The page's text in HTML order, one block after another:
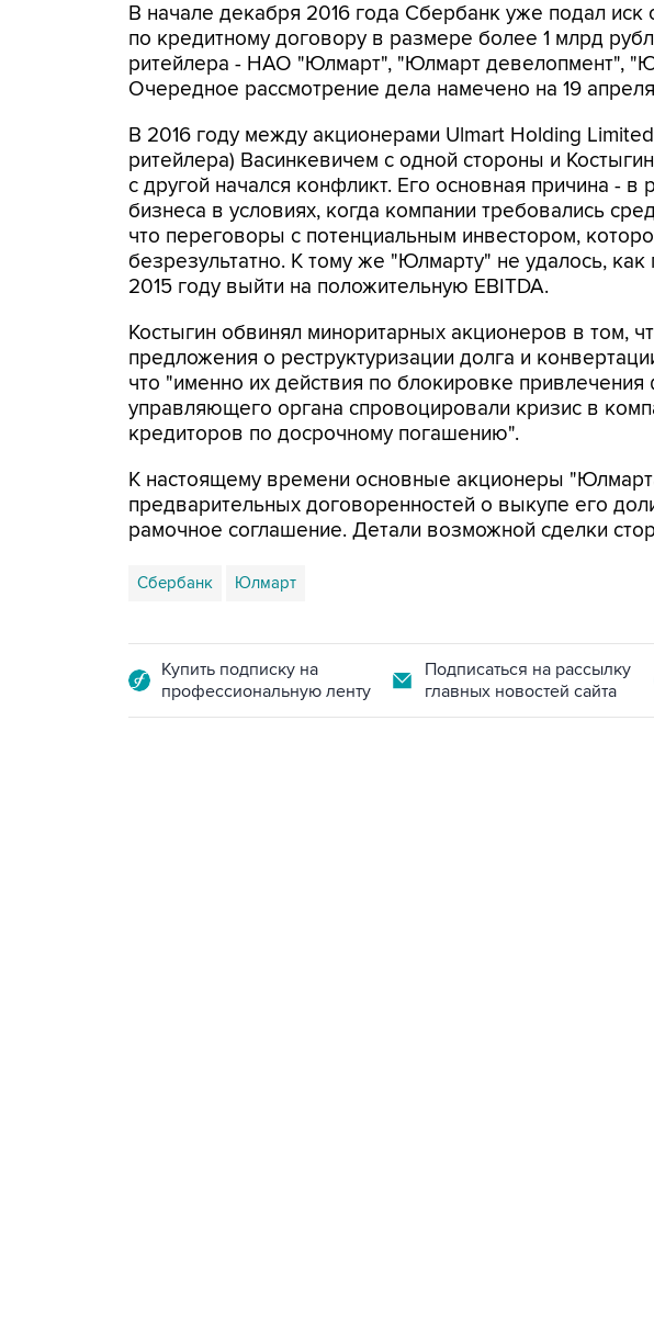
В начале декабря 2016 года Сбербанк уже подал иск
по кредитному договору в размере более 1 млрд
ритейлера - НАО "Юлмарт", "Юлмарт девелопмент",
Очередное рассмотрение дела намечено на 19
В 2016 году между акционерами Ulmart Holding
ритейлера) Васинкевичем с одной стороны и
с другой начался конфликт. Его основная причина -
бизнеса в условиях, когда компании требовались
что переговоры с потенциальным инвестором,
безрезультатно. К тому же "Юлмарту" не удалось, как
2015 году выйти на положительную EBITDA.
Костыгин обвинял миноритарных акционеров в том,
предложения о реструктуризации долга и
что "именно их действия по блокировке
управляющего органа спровоцировали кризис в
кредиторов по досрочному погашению".
К настоящему времени основные акционеры
предварительных договоренностей о выкупе его
рамочное соглашение. Детали возможной сделки
Сбербанк Юлмарт
Купить подписку на
профессиональную ленту
Подписаться на рассылку
главных новостей сайта